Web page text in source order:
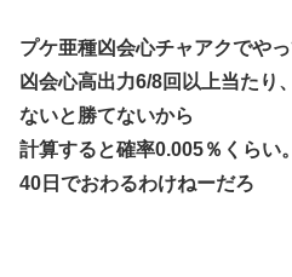
プケ亜種凶会心チャアクでや
凶会心高出力6/8回以上当たり
ないと勝てないから
計算すると確率0.005％くらい。
40日でおわるわけねーだろ